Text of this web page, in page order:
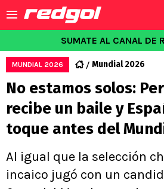
SUMATE AL CANAL DE
MUNDIAL 2026 Mundial 2026
No estamos solos:
recibe un baile y
toque antes del
Al igual que la selección
incaico jugó con un